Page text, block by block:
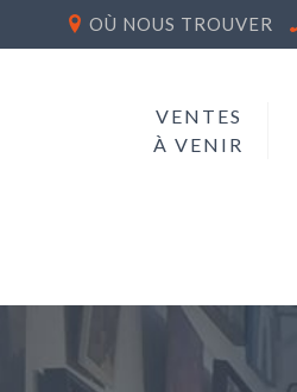
OÙ NOUS TROUVER
VENTES
À VENIR